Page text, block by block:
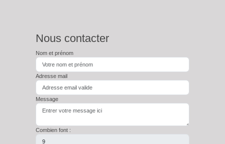
Nous contacter
Nom et prénom
Adresse mail
Message
Combien font :